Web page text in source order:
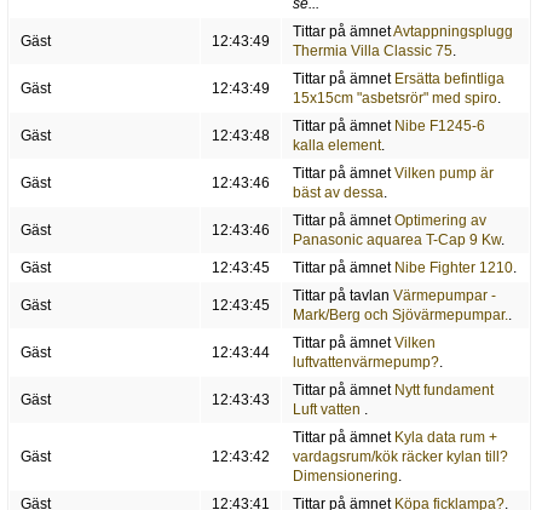
se...
Gäst 12:43:49
Tittar på ämnetAvtappningsplugg
Thermia Villa Classic 75.
Gäst 12:43:49
Tittar på ämnet Ersätta befintliga
15x15cm "asbetsrör" med spiro.
Gäst 12:43:48
Tittar på ämnet Nibe F1245-6
kalla element.
Gäst 12:43:46
Tittar på ämnetVilken pump är
bäst av dessa.
Gäst 12:43:46
Tittar på ämnetOptimering av
Panasonic aquarea T-Cap 9 Kw.
Gäst
12:43:45 Tittar på ämnet Nibe Fighter 1210.
Gäst 12:43:45
Tittar på tavlan Värmepumpar -
Mark/Berg och Sjövärmepumpar..
Gäst 12:43:44
Tittar på ämnetVilken
luftvattenvärmepump?.
Gäst 12:43:43
Tittar på ämnet Nytt fundament
Luft vatten .
Gäst 12:43:42
Tittar på ämnet Kyla data rum +
vardagsrum/kök räcker kylan till?
Dimensionering.
Gäst
12:43:41 Tittar på ämnet Köpa ficklampa?.